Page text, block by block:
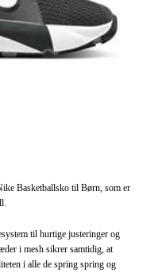
Basketballsko til Børn, som er
til hurtige justeringer og
i mesh sikrer samtidig, at
i alle de spring spring og